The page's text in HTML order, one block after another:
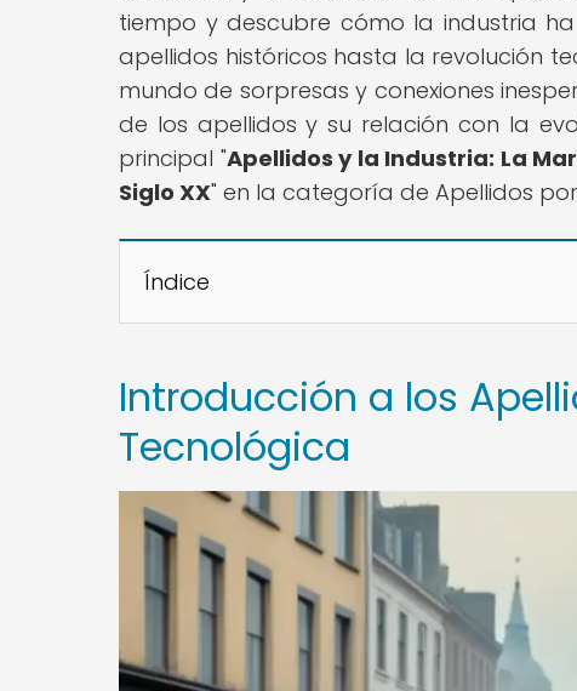
tiempo y descubre cómo la industria
apellidos históricos hasta la revolución
mundo de sorpresas y conexiones
de los apellidos y su relación con la
principal "Apellidos y la Industria: La
Siglo XX" en la categoría de Apellidos
Índice
Introducción a los
Tecnológica